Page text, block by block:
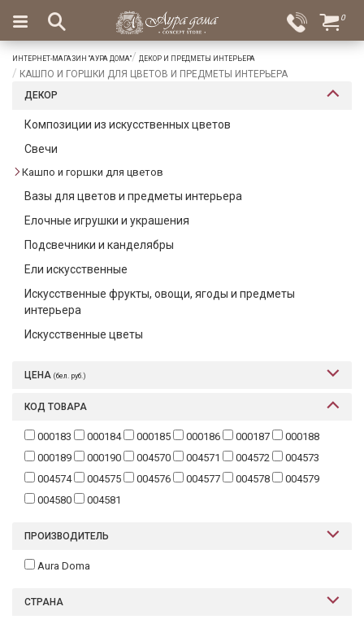
Вход
Избранное
×
Салоны
Доставка
Оплата
Подарки
для
дома
Бар
хрусталь
Посуда
Сервировка
Столовые
Текстиль
Фарфор
Декор
Бренды
0
ИНТЕРНЕТ-МАГАЗИН "АУРА ДОМА" ДЕКОР И ПРЕДМЕТЫ ИНТЕРЬЕРА
КАШПО И ГОРШКИ ДЛЯ ЦВЕТОВ И ПРЕДМЕТЫ ИНТЕРЬЕРА
ДЕКОР
Композиции из искусственных цветов
Свечи
Кашпо и горшки для цветов
Вазы для цветов и предметы интерьера
Елочные игрушки и украшения
Подсвечники и канделябры
Ели искусственные
Искусственные фрукты, овощи, ягоды и предметы
интерьера
Искусственные цветы
ЦЕНА (бел. руб.)
КОД ТОВАРА
000183 000184 000185 000186 000187
000188
000189
000190 004570 004571 004572
004573
004574
004575 004576 004577 004578
004579
004580
004581
ПРОИЗВОДИТЕЛЬ
Aura Doma
СТРАНА